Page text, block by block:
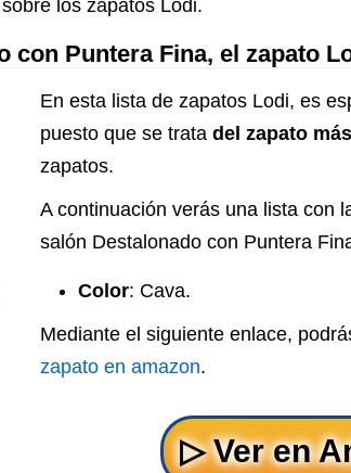
los zapatos Lodi.
con Puntera Fina, el zapato
En esta lista de zapatos Lodi, es
puesto que se trata del zapato
zapatos.
A continuación verás una lista con
salón Destalonado con Puntera
Color: Cava.
Mediante el siguiente enlace,
zapato en amazon.